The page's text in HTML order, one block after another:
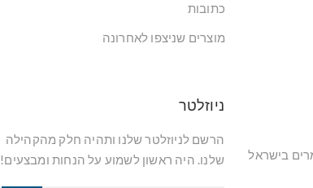
כתובות
מוצרים שניצפו לאחרונה
ניוזלטר
הרשם לניוזלטר שלנו ותהיה חלק מהקהילה
שלנו. היה ראשון לשמוע על הנחות ומבצעים!